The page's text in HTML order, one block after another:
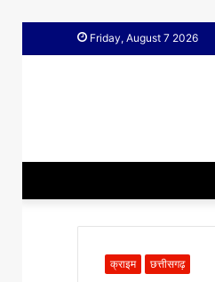
Friday, August 7 2026
क्राइम छत्तीसगढ़